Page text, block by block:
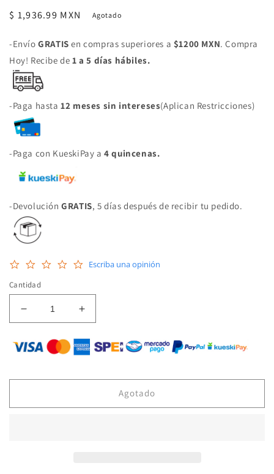
Precio
$ 1,936.99 MXN Agotado
-EnvíoGRATIS en compras superiores a $1200 MXN. Compra
Hoy! Recibe de 1 a 5 días hábiles.
-Paga hasta12 meses sin intereses(Aplican Restricciones)
-Paga con KueskiPay a4 quincenas.
-DevoluciónGRATIS, 5 días después de recibir tu pedido.
0.0
Escriba una opinión
Cantidad
Reducir
cantidad
para
EJ-
-
Aumentar
cantidad
para
EJ-
-
Agotado